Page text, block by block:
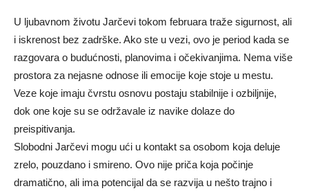
U ljubavnom životu Jarčevi tokom februara traže sigurnost, ali
i iskrenost bez zadrške. Ako ste u vezi, ovo je period kada se
razgovara o budućnosti, planovima i očekivanjima. Nema više
prostora za nejasne odnose ili emocije koje stoje u mestu.
Veze koje imaju čvrstu osnovu postaju stabilnije i ozbiljnije,
dok one koje su se održavale iz navike dolaze do
preispitivanja.
Slobodni Jarčevi mogu ući u kontakt sa osobom koja deluje
zrelo, pouzdano i smireno. Ovo nije priča koja počinje
dramatično, ali ima potencijal da se razvija u nešto trajno i